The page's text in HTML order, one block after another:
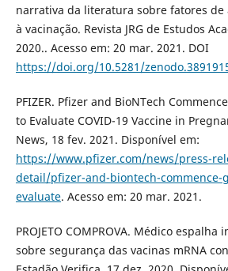
narrativa da literatura sobre fatores de
à vacinação. Revista JRG de Estudos
2020.. Acesso em: 20 mar. 2021. DOI
https://doi.org/10.5281/
PFIZER. Pfizer and BioNTech
to Evaluate COVID-19 Vaccine in
News, 18 fev. 2021. Disponível em:
https://www.pfizer.com/news/press-
detail/pfizer-and-biontech-commence-
evaluate. Acesso em: 20 mar. 2021.
PROJETO COMPROVA. Médico espalha
sobre segurança das vacinas mRNA